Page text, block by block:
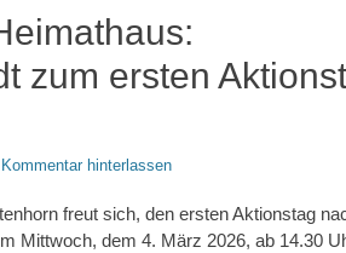
zum ersten
Kommentar hinterlassen
freut sich, den ersten Aktionstag
Mittwoch, dem 4. März 2026, ab 14.30